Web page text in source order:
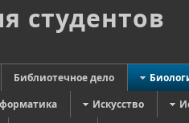
студентов
Библиотечное дело
Искусство